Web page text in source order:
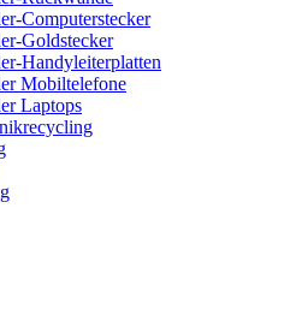
Computerstecker
Goldstecker
Handyleiterplatten
Mobiltelefone
Laptops